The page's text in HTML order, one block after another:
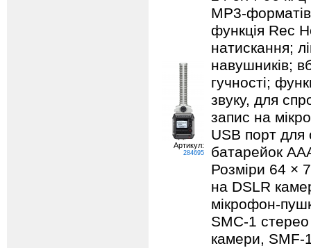
Артикул:
284695
MP3-
функція Rec
натискання;
навушників;
гучності;
звуку, для
запис на
USB порт для
батарейок
Розміри 64 ×
на DSLR
мікрофон-
SMC-1
камери, SMF-